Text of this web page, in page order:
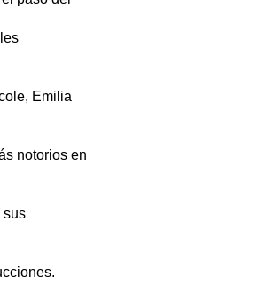
Emilia
notorios en
sus